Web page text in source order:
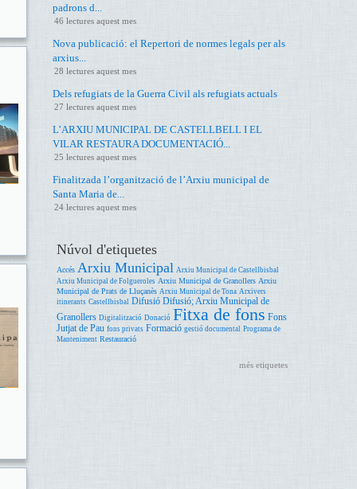
padrons d...
46 lectures aquest mes
Nova publicació: el Repertori de normes legals per als
arxius...
28 lectures aquest mes
Dels refugiats de la Guerra Civil als refugiats actuals
27 lectures aquest mes
L’ARXIU MUNICIPAL DE CASTELLBELL I EL
VILAR RESTAURA DOCUMENTACIÓ...
25 lectures aquest mes
Finalitzada l’organització de l’Arxiu municipal de
Santa Maria de...
24 lectures aquest mes
Núvol d'etiquetes
Accés Arxiu Municipal Arxiu Municipal de Castellbisbal
Arxiu Municipal de Folgueroles Arxiu Municipal de Granollers Arxiu
Municipal de Prats de Lluçanès Arxiu Municipal de Tona Arxivers
itinerants Castellbisbal Difusió Difusió; Arxiu Municipal de
Granollers Digitalització Donació Fitxa de fons Fons
Jutjat de Pau fons privats Formació gestió documental Programa de
Manteniment Restauració
més etiquetes